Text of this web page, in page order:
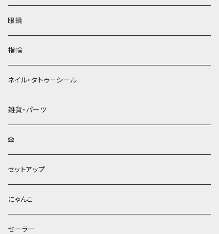
眼鏡
指輪
ネイル・タトゥーシール
雑貨・パーツ
傘
セットアップ
にゃんこ
セーラー